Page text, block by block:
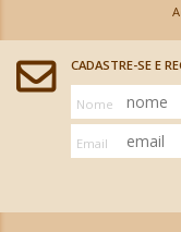
CADASTRE-SE E
Nome
Email